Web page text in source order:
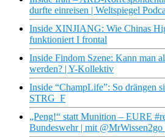
durfte einreisen | Weltspiegel
Inside XINJIANG: Wie Chinas
funktioniert I frontal
Inside Findom Szene: Kann man
werden? | Y-Kollektiv
Inside “ChampLife”: So drängen
STRG_F
„Peng!“ statt Munition – EURE
Bundeswehr | mit